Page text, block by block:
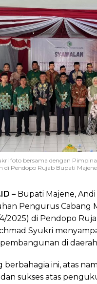
foto bersama dengan
di Pendopo Rujab Bupati
– Bupati Majene,
Pengurus Cabang
2025) di Pendopo
Syukri
di
berbahagia ini, atas
sukses atas